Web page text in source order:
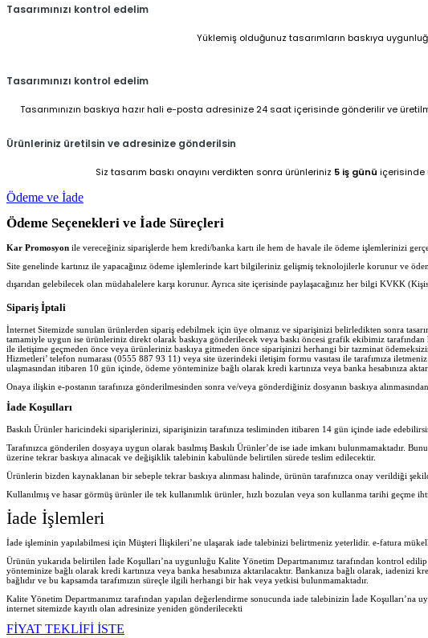
Tasarımınızı kontrol edelim
Yüklemiş olduğunuz tasarımların baskıya
Tasarımınızı kontrol edelim
Tasarımınızın baskıya hazır hali e-posta adresinize 24 saat içerisinde gönderilir ve
Ürünleriniz üretilsin ve adresinize gönderilsin
Siz tasarım baskı onayını verdikten sonra ürünleriniz 5 iş günü içerisinde
Ödeme ve İade
Ödeme Seçenekleri ve İade Süreçleri
Kar Promosyon ile vereceğiniz siparişlerde hem kredi/banka kartı ile hem de havale ile ödeme işlemlerinizi
Site genelinde kartınız ile yapacağınız ödeme işlemlerinde kart bilgileriniz gelişmiş teknolojilerle korunur ve
dışarıdan gelebilecek olan müdahalelere karşı korunur. Ayrıca site içerisinde paylaşacağınız her bilgi KVKK
Sipariş İptali
İnternet Sitemizde sunulan ürünlerden sipariş edebilmek için üye olmanız ve siparişinizi belirledikten sonra
tamamiyle uygun ise ürünleriniz direkt olarak baskıya gönderilecek veya baskı öncesi grafik ekibimiz
ile iletişime geçmeden önce veya ürünleriniz baskıya gitmeden önce siparişinizi herhangi bir tazminat
Hizmetleri’ telefon numarası (0555 887 93 11) veya site üzerindeki iletişim formu vasıtası ile tarafımıza
ulaşmasından itibaren 10 gün içinde, ödeme yönteminize bağlı olarak kredi kartınıza veya banka hesabınıza
Onaya ilişkin e-postanın tarafınıza gönderilmesinden sonra ve/veya gönderdiğiniz dosyanın baskıya
İade Koşulları
Baskılı Ürünler haricindeki siparişlerinizi, siparişinizin tarafınıza tesliminden itibaren 14 gün içinde iade
Tarafınızca gönderilen dosyaya uygun olarak basılmış Baskılı Ürünler’de ise iade imkanı
üzerine tekrar baskıya alınacak ve değişiklik talebinin kabulünde belirtilen sürede teslim edilecektir.
Ürünlerin bizden kaynaklanan bir sebeple tekrar baskıya alınması halinde, ürünün tarafınızca onay verildiği
Kullanılmış ve hasar görmüş ürünler ile tek kullanımlık ürünler, hızlı bozulan veya son kullanma tarihi geçme
İade İşlemleri
İade işleminin yapılabilmesi için Müşteri İlişkileri’ne ulaşarak iade talebinizi belirtmeniz yeterlidir. e-fatura
Ürünün yukarıda belirtilen İade Koşulları’na uygunluğu Kalite Yönetim Departmanımız tarafından kontrol
yönteminize bağlı olarak kredi kartınıza veya banka hesabınıza aktarılacaktır. Bankanıza bağlı olarak,
bağlıdır ve bu kapsamda tarafımızın süreçle ilgili herhangi bir hak veya yetkisi bulunmamaktadır.
Kalite Yönetim Departmanımız tarafından yapılan değerlendirme sonucunda iade talebinizin İade
internet sitemizde kayıtlı olan adresinize yeniden gönderilecekti
FİYAT TEKLİFİ İSTE